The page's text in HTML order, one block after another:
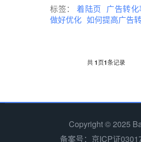
标签： 着陆页 广告转化
做好优化 如何提高广告
共1页1条记录
Copyright © 2025
备案号：京ICP证